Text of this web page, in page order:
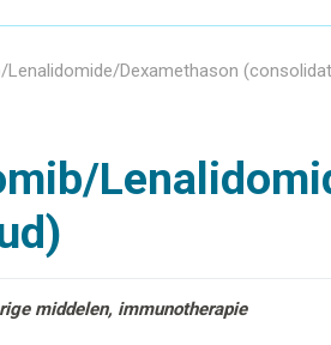
Dexamethason (consolidatie,
middelen, immunotherapie